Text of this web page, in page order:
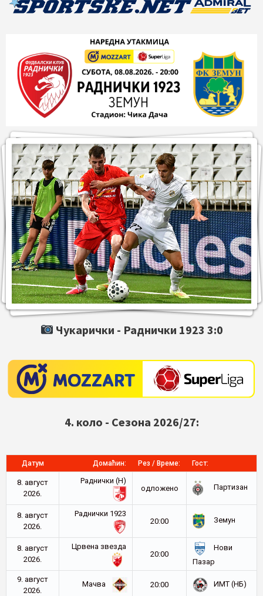
Чукарички - Раднички 1923 3:0
4. коло - Сезона 2026/27:
Датум Домаћин: Рез / Време: Гост:
8. август
2026.
Раднички (Н)
oдложено
Партизан
8. август
2026.
Раднички 1923
20:00
Земун
8. август
2026.
Црвена звезда
20:00
Нови
Пазар
9. август
2026.
Мачва 20:00 ИМТ (НБ)